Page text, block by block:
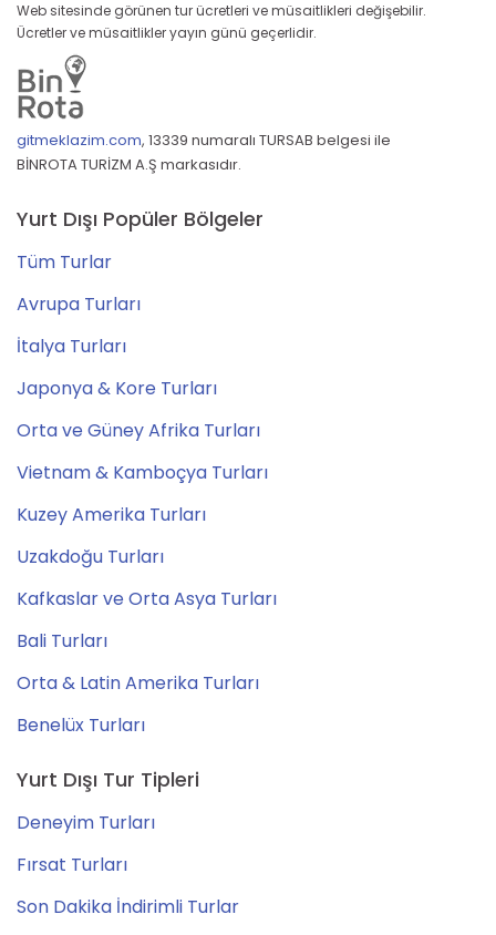
Web sitesinde görünen tur ücretleri ve müsaitlikleri değişebilir.
Ücretler ve müsaitlikler yayın günü geçerlidir.
gitmeklazim.com, 13339 numaralı TURSAB belgesi ile
BİNROTA TURİZM A.Ş markasıdır.
Yurt Dışı Popüler Bölgeler
Tüm Turlar
Avrupa Turları
İtalya Turları
Japonya & Kore Turları
Orta ve Güney Afrika Turları
Vietnam & Kamboçya Turları
Kuzey Amerika Turları
Uzakdoğu Turları
Kafkaslar ve Orta Asya Turları
Bali Turları
Orta & Latin Amerika Turları
Benelüx Turları
Yurt Dışı Tur Tipleri
Deneyim Turları
Fırsat Turları
Son Dakika İndirimli Turlar